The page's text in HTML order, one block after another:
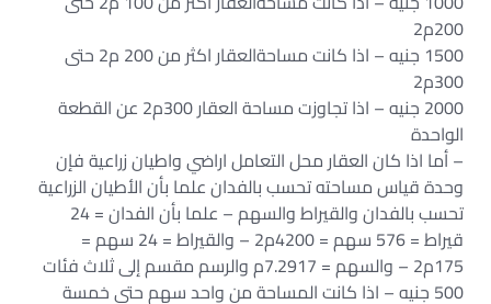
200م2
1500 جنيه – اذا كانت مساحةالعقار اكثر من 200 م2 حتى
300م2
2000 جنيه – اذا تجاوزت مساحة العقار 300م2 عن القطعة
الواحدة
– أما اذا كان العقار محل التعامل اراضي واطيان زراعية فإن
وحدة قياس مساحته تحسب بالفدان علما بأن الأطيان الزراعية
تحسب بالفدان والقيراط والسهم – علما بأن الفدان = 24
قيراط = 576 سهم = 4200م2 – والقيراط = 24 سهم =
175م2 – والسهم = 7.2917م والرسم مقسم إلى ثلاث فئات
500 جنيه – اذا كانت المساحة من واحد سهم حتى خمسة